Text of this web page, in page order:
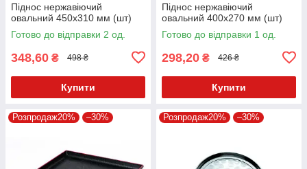
Піднос нержавіючий
овальний 450х310 мм (шт)
Готово до відправки 2 од.
348,60 ₴ 498 ₴
Купити
Піднос нержавіючий
овальний 400х270 мм (шт)
Готово до відправки 1 од.
298,20 ₴ 426 ₴
Купити
Розпродаж20% –30% Розпродаж20% –30%